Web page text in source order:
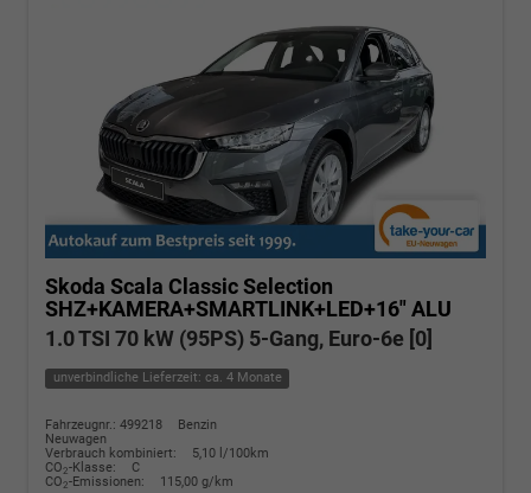
Skoda Scala Classic Selection
SHZ+KAMERA+SMARTLINK+LED+16" ALU
1.0 TSI 70 kW (95PS) 5-Gang, Euro-6e [0]
unverbindliche Lieferzeit: ca. 4 Monate
Fahrzeugnr.: 499218
Benzin
Neuwagen
Verbrauch kombiniert:
5,10 l/100km
CO2-Klasse:
C
CO2-Emissionen: 115,00 g/km